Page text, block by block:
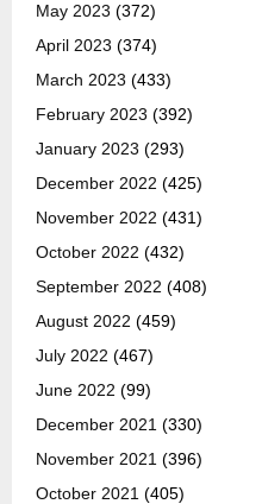
May 2023 (372)
April 2023 (374)
March 2023 (433)
February 2023 (392)
January 2023 (293)
December 2022 (425)
November 2022 (431)
October 2022 (432)
September 2022 (408)
August 2022 (459)
July 2022 (467)
June 2022 (99)
December 2021 (330)
November 2021 (396)
October 2021 (405)